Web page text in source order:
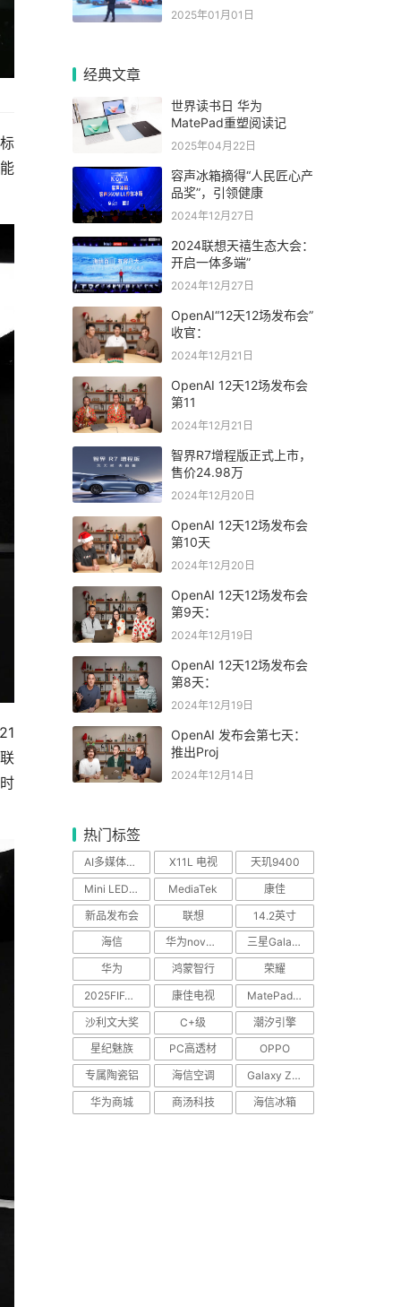
2025年01月01日
经典文章
世界读书日 华为
MatePad重塑阅读记
2025年04月22日
容声冰箱摘得“人民匠心产
品奖”，引领健康
2024年12月27日
2024联想天禧生态大会：
开启一体多端”
2024年12月27日
OpenAI“12天12场发布会”
收官：
2024年12月21日
OpenAI 12天12场发布会
第11
2024年12月21日
智界R7增程版正式上市，
售价24.98万
2024年12月20日
OpenAI 12天12场发布会
第10天
2024年12月20日
OpenAI 12天12场发布会
第9天：
2024年12月19日
OpenAI 12天12场发布会
第8天：
2024年12月19日
OpenAI 发布会第七天：
推出Proj
2024年12月14日
热门标签
AI多媒体中心 X11L 电视
天玑9400
Mini LED电视
MediaTek
康佳
新品发布会
联想
14.2英寸
海信
华为nova Flip
三星Galaxy S25 Edge
华为
鸿蒙智行
荣耀
2025FIFA世俱杯
康佳电视
MatePad Pro
沙利文大奖
C+级
潮汐引擎
星纪魅族
PC高透材
OPPO
专属陶瓷铝
海信空调
Galaxy Z Flip7
华为商城
商汤科技 海信冰箱